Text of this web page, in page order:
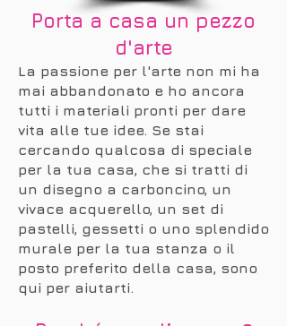
Porta a casa un pezzo
d'arte
La passione per l'arte non mi ha
mai abbandonato e ho ancora
tutti i materiali pronti per dare
vita alle tue idee. Se stai
cercando qualcosa di speciale
per la tua casa, che si tratti di
un disegno a carboncino, un
vivace acquerello, un set di
pastelli, gessetti o uno splendido
murale per la tua stanza o il
posto preferito della casa, sono
qui per aiutarti.